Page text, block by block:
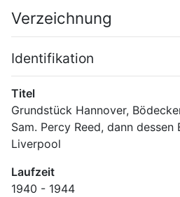
Verzeichnung
Identifikation
Titel
Grundstück Hannover,
Sam. Percy Reed, dann
Liverpool
Laufzeit
1940 - 1944